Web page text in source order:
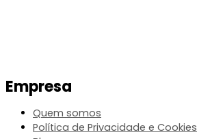
Empresa
Quem somos
Política de Privacidade e Cookies